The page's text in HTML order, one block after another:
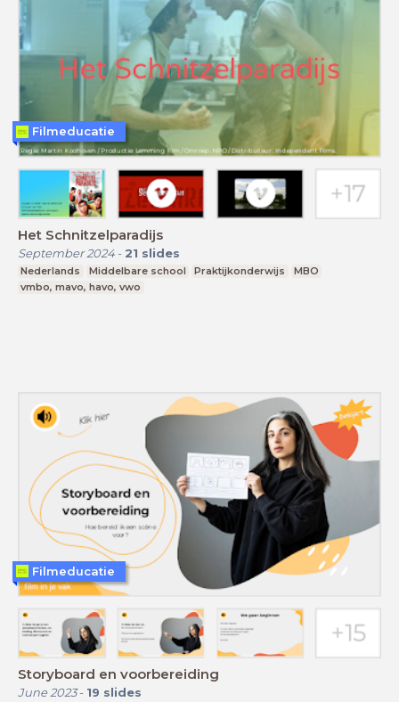
Het Schnitzelparadijs
September 2024- 21 slides
Nederlands Middelbare school Praktijkonderwijs
MBO
vmbo, mavo, havo, vwo
Filmeducatie
Storyboard en voorbereiding
June 2023- 19 slides
Filmeducatie